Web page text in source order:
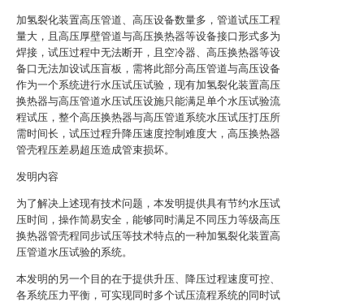
加氢裂化装置高压管道、高压设备数量多，管道试压工程
量大，且高压厚壁管道与高压换热器等设备接口形式多为
焊接，试压过程中无法断开，且空冷器、高压换热器等设
备口无法加设试压盲板，需将此部分高压管道与高压设备
作为一个系统进行水压试压试验，现有加氢裂化装置高压
换热器与高压管道水压试压设施只能满足单个水压试验流
程试压，整个高压换热器与高压管道系统水压试压打压所
需时间长，试压过程升降压速度控制难度大，高压换热器
管壳程压差易超压造成管束损坏。
发明内容
为了解决上述现有技术问题，本发明提供具有节约水压试
压时间，操作简易安全，能够同时满足不同压力等级高压
换热器管壳程同步试压等技术特点的一种加氢裂化装置高
压管道水压试验的系统。
本发明的另一个目的在于提供升压、降压过程速度可控、
各系统压力平衡，可实现同时多个试压流程系统的同时试